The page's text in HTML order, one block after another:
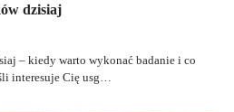
dzisiaj
– kiedy warto wykonać badanie i co
interesuje Cię usg…